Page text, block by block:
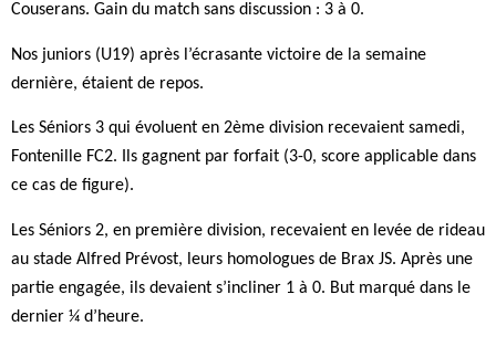
Couserans. Gain du match sans discussion : 3 à 0.
Nos juniors (U19) après l’écrasante victoire de la semaine
dernière, étaient de repos.
Les Séniors 3 qui évoluent en 2ème division recevaient samedi,
Fontenille FC2. Ils gagnent par forfait (3-0, score applicable dans
ce cas de figure).
Les Séniors 2, en première division, recevaient en levée de rideau
au stade Alfred Prévost, leurs homologues de Brax JS. Après une
partie engagée, ils devaient s’incliner 1 à 0. But marqué dans le
dernier ¼ d’heure.